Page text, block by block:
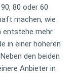
80 oder 60
machen, wie
entstehe mehr
in einer höheren
den beiden
Anbieter in